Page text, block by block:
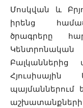
Մոսկվան և
իրենց
ծրագրերը
Բալկաններից
պայմաններում